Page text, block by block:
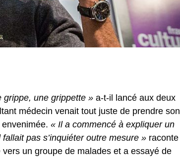
grippe, une grippette » a-t-il lancé aux deux
médecin venait tout juste de prendre son
« Il a commencé à expliquer un
fallait pas s’inquiéter outre mesure » raconte
un groupe de malades et a essayé de